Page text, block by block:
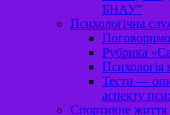
БНАУ”
Психологічна
Рубрика
Психологія
Тести —
аспекту
Спортивне життя